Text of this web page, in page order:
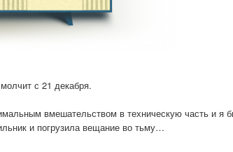
с 21 декабря.
вмешательством в техническую часть и я
и погрузила вещание во тьму…